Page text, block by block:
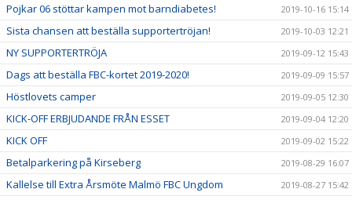
Pojkar 06 stöttar kampen mot barndiabetes! 2019-10-16 15:14
Sista chansen att beställa supportertröjan! 2019-10-03 12:21
NY SUPPORTERTRÖJA 2019-09-12 15:43
Dags att beställa FBC-kortet 2019-2020! 2019-09-09 15:57
Höstlovets camper 2019-09-05 12:30
KICK-OFF ERBJUDANDE FRÅN ESSET 2019-09-04 12:20
KICK OFF 2019-09-02 15:22
Betalparkering på Kirseberg 2019-08-29 16:07
Kallelse till Extra Årsmöte Malmö FBC Ungdom 2019-08-27 15:42